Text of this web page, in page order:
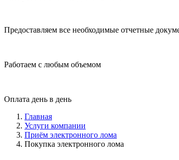
Предоставляем все необходимые отчетные
Работаем с любым объемом
Оплата день в день
Главная
Услуги компании
Приём электронного лома
Покупка электронного лома